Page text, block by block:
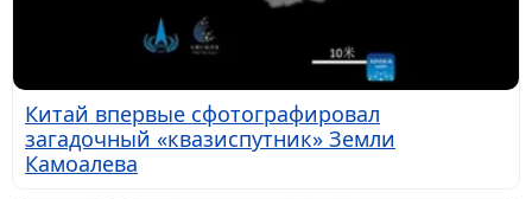
Китай впервые сфотографировал
загадочный «квазиспутник» Земли
Камоалева